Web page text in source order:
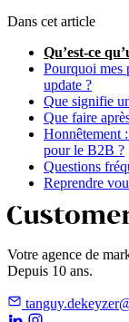
Dans cet article
Qu’est-ce
Pourquoi mes
update ?
Que signifie
Que faire
Honnêtement
pour le B2B ?
Questions
Reprendre
Votre agence de
Depuis 10 ans.